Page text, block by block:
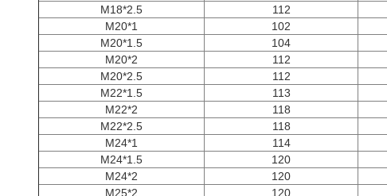
M18*2.5
112
M20*1
102
M20*1.5
104
M20*2
112
M20*2.5
112
M22*1.5
113
M22*2
118
M22*2.5
118
M24*1
114
M24*1.5
120
M24*2
120
M25*2
120